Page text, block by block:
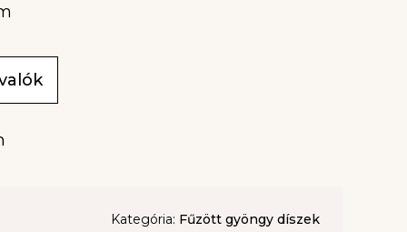
Kategória: Fűzött gyöngy díszek